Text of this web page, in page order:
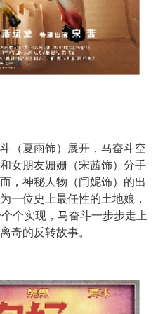
（夏雨饰）展开，马奋斗空
女朋友姗姗（宋茜饰）分手
，神秘人物（闫妮饰）的出
一位史上最任性的土地娘，
个实现，马奋斗一步步走上
奇的反转故事。